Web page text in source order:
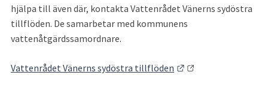
hjälpa till även där, kontakta Vattenrådet Vänerns sydöstra
tillflöden. De samarbetar med kommunens
vattenåtgärdssamordnare.
Vattenrådet Vänerns sydöstra tillflöden Länk till annan